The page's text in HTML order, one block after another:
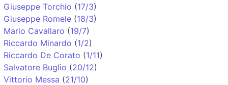
Giuseppe Torchio (17/3)
Giuseppe Romele (18/3)
Mario Cavallaro (19/7)
Riccardo Minardo (1/2)
Riccardo De Corato (1/11)
Salvatore Buglio (20/12)
Vittorio Messa (21/10)